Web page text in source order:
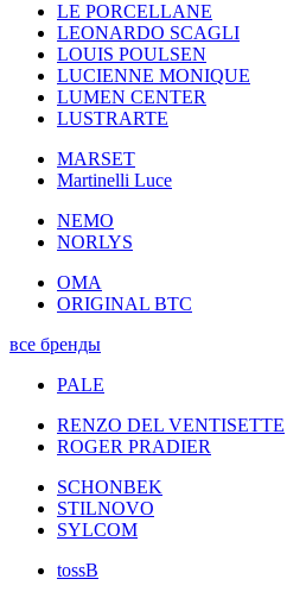
LE PORCELLANE
LEONARDO SCAGLI
LOUIS POULSEN
LUCIENNE MONIQUE
LUMEN CENTER
LUSTRARTE
MARSET
Martinelli Luce
NEMO
NORLYS
OMA
ORIGINAL BTC
все бренды
PALE
RENZO DEL VENTISETTE
ROGER PRADIER
SCHONBEK
STILNOVO
SYLCOM
tossB